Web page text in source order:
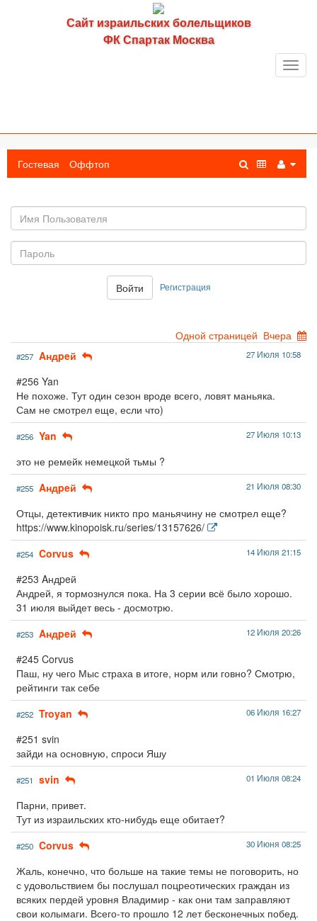
Сайт израильских болельщиков
ФК Спартак Москва
Гостевая Оффтоп
пользователя
Войти Регистрация
Одной страницей Вчера
#257 Aндpeй 27 Июля 10:58
#256 Yan
Не похоже. Тут один сезон вроде всего, ловят маньяка.
Сам не смотрел еще, если что)
#256 Yan 27 Июля 10:13
это не ремейк немецкой тьмы ?
#255 Aндpeй 21 Июля 08:30
Отцы, детективчик никто про маньячину не смотрел еще?
https://www.kinopoisk.ru/series/13157626/
#254 Corvus 14 Июля 21:15
#253 Aндpeй
Андрей, я тормознулся пока. На 3 серии всё было хорошо.
31 июля выйдет весь - досмотрю.
#253 Aндpeй 12 Июля 20:26
#245 Corvus
Паш, ну чего Мыс страха в итоге, норм или говно? Смотрю,
рейтинги так себе
#252 Troyan 06 Июля 16:27
#251 svin
зайди на основную, спроси Яшу
#251 svin 01 Июля 08:24
Парни, привет.
Тут из израильских кто-нибудь еще обитает?
#250 Corvus 30 Июня 08:25
Жаль, конечно, что больше на такие темы не поговорить, но
с удовольствием бы послушал поцреотических граждан из
всяких пердей уровня Владимир - как они там заправляют
свои колымаги. Всего-то прошло 12 лет бесконечных побед.